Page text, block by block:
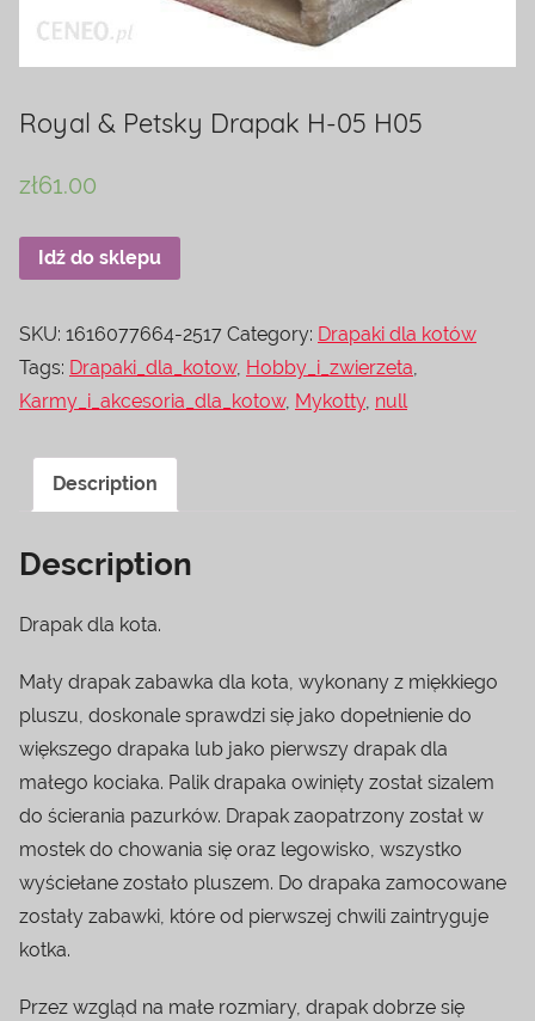
Royal & Petsky Drapak H-05 H05
zł61.00
Idź do sklepu
SKU: 1616077664-2517 Category: Drapaki dla kotów
Tags: Drapaki_dla_kotow, Hobby_i_zwierzeta
Karmy_i_akcesoria_dla_kotow, Mykotty, null
Description
Description
Drapak dla kota.
Mały drapak zabawka dla kota, wykonany z miękkiego
pluszu, doskonale sprawdzi się jako dopełnienie do
większego drapaka lub jako pierwszy drapak dla
małego kociaka. Palik drapaka owinięty został sizalem
do ścierania pazurków. Drapak zaopatrzony został w
mostek do chowania się oraz legowisko, wszystko
wyściełane zostało pluszem. Do drapaka zamocowane
zostały zabawki, które od pierwszej chwili zaintryguje
kotka.
Przez wzgląd na małe rozmiary, drapak dobrze się